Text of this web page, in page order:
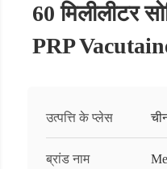
60 मिलीलीटर
PRP
उत्पत्ति के प्लेस
ब्रांड नाम